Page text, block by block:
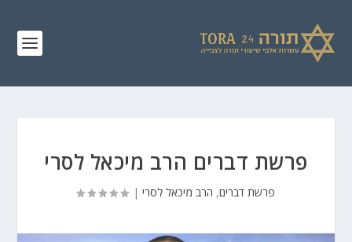
פרשת דברים הרב מיכאל לסרי
פרשת דברים, הרב מיכאל לסרי |